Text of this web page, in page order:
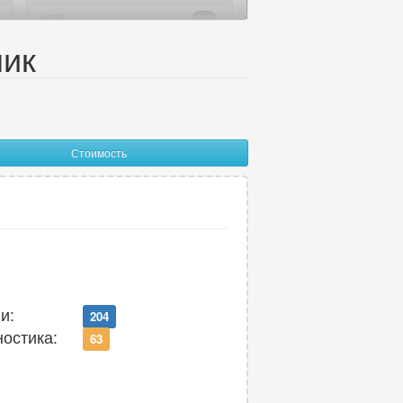
УЗИ 38
Физиотерапия
Химиотерапия
Стоимость
204
63